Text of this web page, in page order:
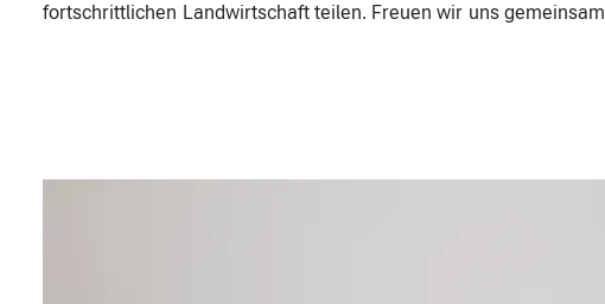
fortschrittlichen Landwirtschaft teilen. Freuen wir uns